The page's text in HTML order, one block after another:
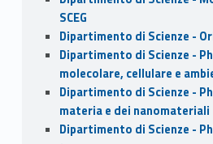
SCEG
Dipartimento di Scienze -
Dipartimento di Scienze -
molecolare, cellulare e
Dipartimento di Scienze -
materia e dei nanomateriali
Dipartimento di Scienze -